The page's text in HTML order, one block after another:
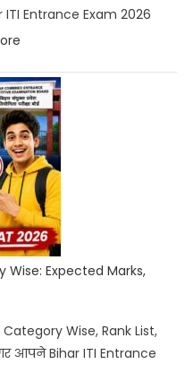
&
Scope
Entrance Exam 2026
:
Bihar
ITI
Counselling
2026:
Registration,
Choice
Filling,
Seat
&
Documents
Expected Marks,
Wise, Rank List,
आपने Bihar ITI Entrance